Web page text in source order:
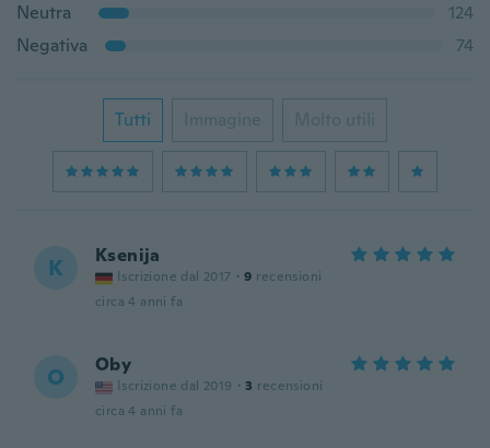
Neutra
124
Negativa
74
Tutti Immagine Molto utili
K Ksenija
Iscrizione dal 2017 · 9 recensioni
circa 4 anni fa
O Oby
Iscrizione dal 2019 · 3 recensioni
circa 4 anni fa